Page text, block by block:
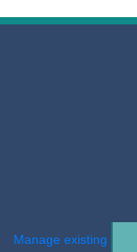
Manage existing